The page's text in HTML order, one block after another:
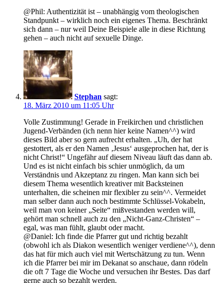
@Phil: Authentizität ist – unabhängig vom theologischen
Standpunkt – wirklich noch ein eigenes Thema. Beschränkt
sich dann – nur weil Deine Beispiele alle in diese Richtung
gehen – auch nicht auf sexuelle Dinge.
Stephan sagt:
18. März 2010 um 11:05 Uhr
Volle Zustimmung! Gerade in Freikirchen und christlichen
Jugend-Verbänden (ich nenn hier keine Namen^^) wird
dieses Bild aber so gern aufrecht erhalten. „Uh, der hat
gestottert, als er den Namen ‚Jesus‘ ausgeprochen hat, der is
nicht Christ!“ Ungefähr auf diesem Niveau läuft das dann ab.
Und es ist nicht einfach bis schier unmöglich, da um
Verständnis und Akzeptanz zu ringen. Man kann sich bei
diesem Thema wesentlich kreativer mit Backsteinen
unterhalten, die scheinen mir flexibler zu sein^^. Vermeidet
man selber dann auch noch bestimmte Schlüssel-Vokabeln,
weil man von keiner „Seite“ mißvestanden werden will,
gehört man schnell auch zu den „Nicht-Ganz-Christen“ –
egal, was man fühlt, glaubt oder macht.
@Daniel: Ich finde die Pfarrer gut und richtig bezahlt
(obwohl ich als Diakon wesentlich weniger verdiene^^), denn
das hat für mich auch viel mit Wertschätzung zu tun. Wenn
ich die Pfarrer bei mir im Dekanat so anschaue, dann rödeln
die oft 7 Tage die Woche und versuchen ihr Bestes. Das darf
gerne auch so bezahlt werden.